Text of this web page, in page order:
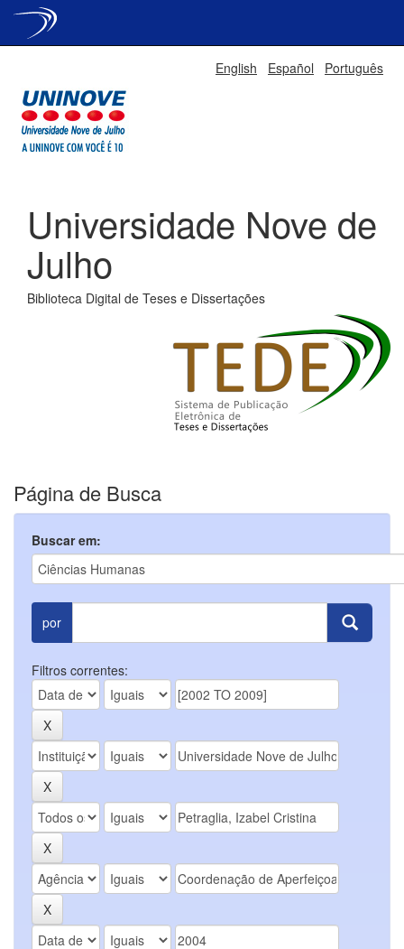
English Español Português
Universidade Nove de
Julho
Biblioteca Digital de Teses e Dissertações
Página de Busca
Buscar em:
por
Filtros correntes: